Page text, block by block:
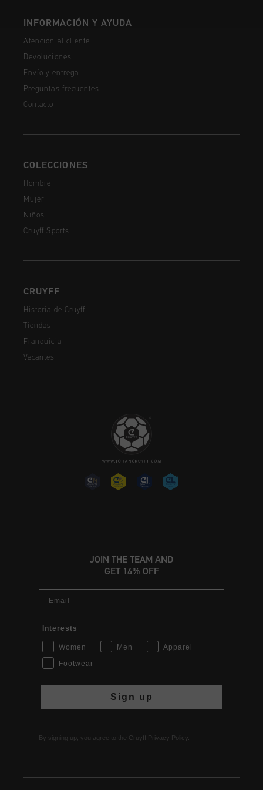
INFORMACIÓN Y AYUDA
Atención al cliente
Devoluciones
Envío y entrega
Preguntas frecuentes
Contacto
COLECCIONES
Hombre
Mujer
Niños
Cruyff Sports
CRUYFF
Historia de Cruyff
Tiendas
Franquicia
Vacantes
JOIN THE TEAM AND
GET 14% OFF
Interests
Women Men
Apparel
Footwear
Sign up
By signing up, you agree to the Cruyff Privacy Policy